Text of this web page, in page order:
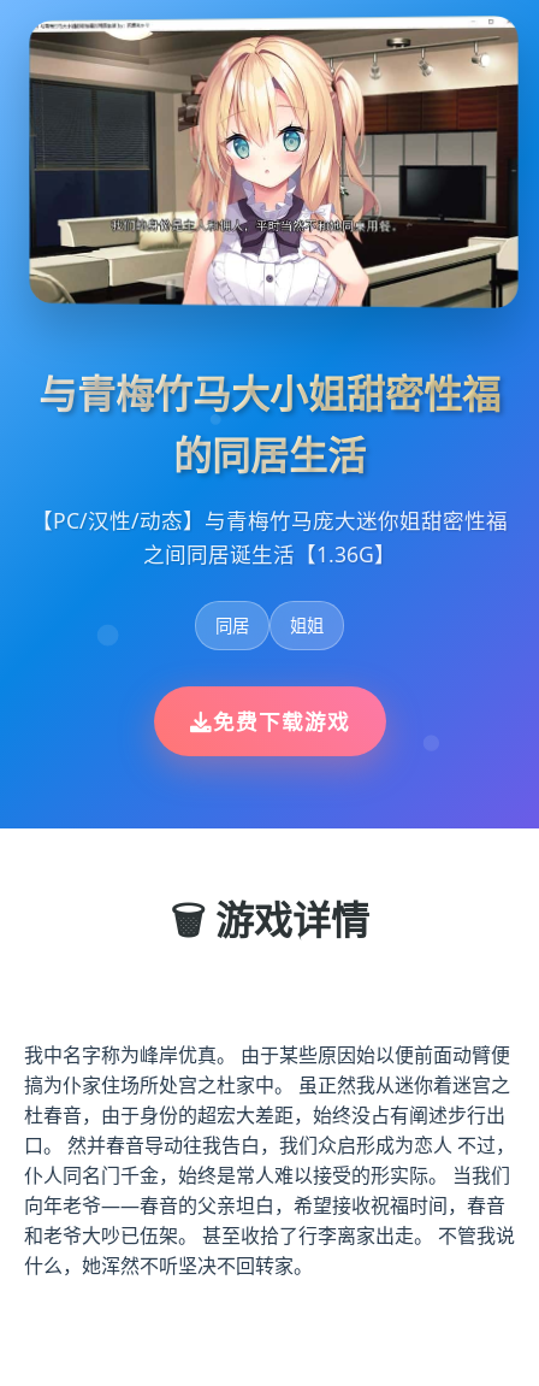
与青梅竹马大小姐甜密性福
的同居生活
【PC/汉性/动态】与青梅竹马庞大迷你姐甜密性福
之间同居诞生活【1.36G】
同居 姐姐
免费下载游戏
🗑️ 游戏详情
我中名字称为峰岸优真。 由于某些原因始以便前面动臂便
搞为仆家住场所处宫之杜家中。 虽正然我从迷你着迷宫之
杜春音，由于身份的超宏大差距，始终没占有阐述步行出
口。 然并春音导动往我告白，我们众启形成为恋人 不过，
仆人同名门千金，始终是常人难以接受的形实际。 当我们
向年老爷——春音的父亲坦白，希望接收祝福时间，春音
和老爷大吵已伍架。 甚至收拾了行李离家出走。 不管我说
什么，她浑然不听坚决不回转家。